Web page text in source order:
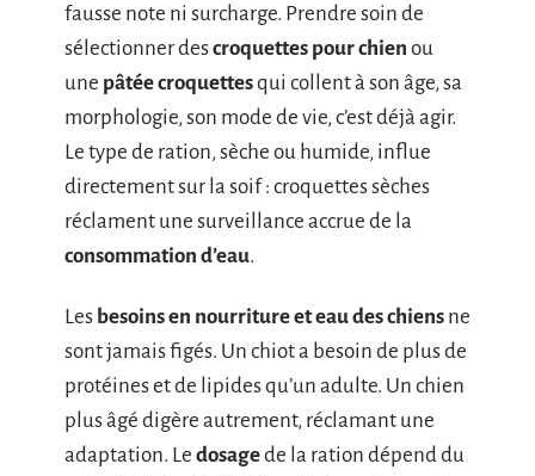
fausse note ni surcharge. Prendre soin de
sélectionner descroquettes pour chien ou
une pâtée croquettesqui collent à son âge, sa
morphologie, son mode de vie, c’est déjà agir.
Le type de ration, sèche ou humide, influe
directement sur la soif : croquettes sèches
réclament une surveillance accrue de la
consommation d’eau.
Les besoins en nourriture et eau des chiens ne
sont jamais figés. Un chiot a besoin de plus de
protéines et de lipides qu’un adulte. Un chien
plus âgé digère autrement, réclamant une
adaptation. Le dosagede la ration dépend du